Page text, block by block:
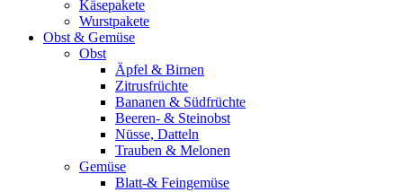
Käsepakete
Wurstpakete
Obst & Gemüse
Obst
Äpfel & Birnen
Zitrusfrüchte
Bananen & Südfrüchte
Beeren- & Steinobst
Nüsse, Datteln
Trauben & Melonen
Gemüse
Blatt-& Feingemüse